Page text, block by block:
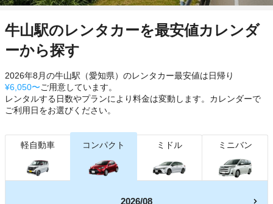
牛山駅のレンタカーを最安値カレンダ
ーから探す
2026年8月の牛山駅（愛知県）のレンタカー最安値は日帰り
¥6,050〜ご用意しています。
レンタルする日数やプランにより料金は変動します。カレンダーで
ご利用日をお選びください。
軽自動車 コンパクト ミドル ミニバン
2026/08